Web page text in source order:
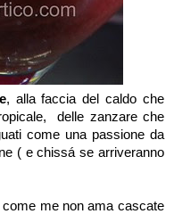
, alla faccia del caldo che
delle zanzare che
come una passione da
( e chissá se arriveranno
me non ama cascate